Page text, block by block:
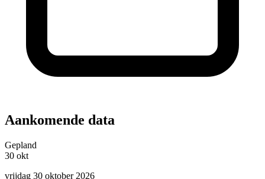
Aankomende data
Gepland
30 okt
vrijdag 30 oktober 2026